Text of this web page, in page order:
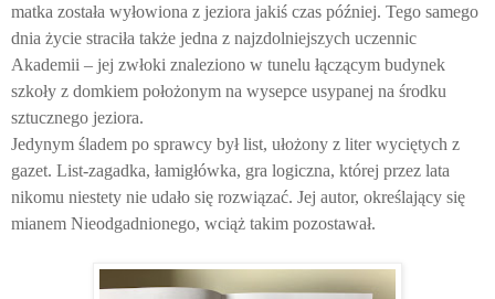
matka została wyłowiona z jeziora jakiś czas później. Tego samego
dnia życie straciła także jedna z najzdolniejszych uczennic
Akademii – jej zwłoki znaleziono w tunelu łączącym budynek
szkoły z domkiem położonym na wysepce usypanej na środku
sztucznego jeziora.
Jedynym śladem po sprawcy był list, ułożony z liter wyciętych z
gazet. List-zagadka, łamigłówka, gra logiczna, której przez lata
nikomu niestety nie udało się rozwiązać. Jej autor, określający się
mianem Nieodgadnionego, wciąż takim pozostawał.